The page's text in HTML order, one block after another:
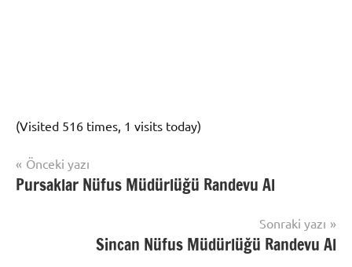
(Visited 516 times, 1 visits today)
Şununla
etiketlenmiş:
Nüfus
İşlemleri
Yazı
gezinmesi
Önceki yazı
Pursaklar Nüfus Müdürlüğü Randevu Al
Sonraki yazı
Sincan Nüfus Müdürlüğü Randevu Al